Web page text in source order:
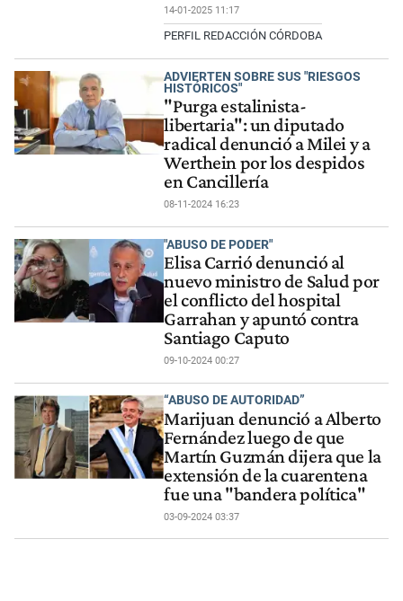
14-01-2025 11:17
PERFIL REDACCIÓN CÓRDOBA
ADVIERTEN SOBRE SUS "RIESGOS
HISTÓRICOS"
"Purga estalinista-
libertaria": un diputado
radical denunció a Milei y a
Werthein por los despidos
en Cancillería
08-11-2024 16:23
"ABUSO DE PODER"
Elisa Carrió denunció al
nuevo ministro de Salud por
el conflicto del hospital
Garrahan y apuntó contra
Santiago Caputo
09-10-2024 00:27
“ABUSO DE AUTORIDAD”
Marijuan denunció a Alberto
Fernández luego de que
Martín Guzmán dijera que la
extensión de la cuarentena
fue una "bandera política"
03-09-2024 03:37